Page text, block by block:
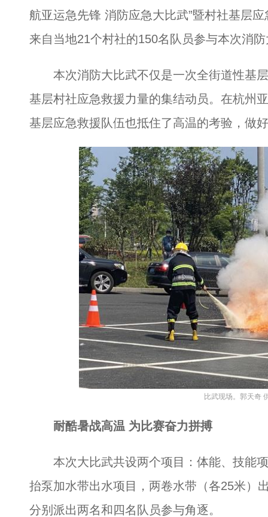
航亚运急先锋 消防应急大比武”暨村社基层
来自当地21个村社的150名队员参与本次消
本次消防大比武不仅是一次全街道性基层
基层村社应急救援力量的集结动员。在杭州
基层应急救援队伍也抵住了高温的考验，做
比武现场。郭天奇
耐酷暑战高温 为比赛奋力拼搏
本次大比武共设两个项目：体能、技能项
抬泵加水带出水项目，两卷水带（各25米）
分别派出两名和四名队员参与角逐。